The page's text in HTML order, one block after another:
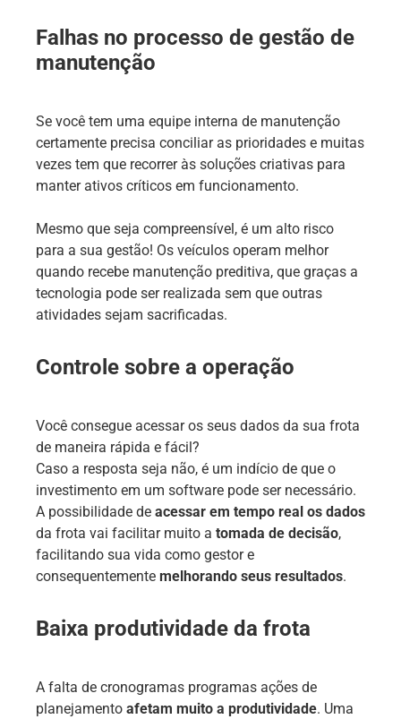
Falhas no processo de gestão de
manutenção
Se você tem uma equipe interna de manutenção
certamente precisa conciliar as prioridades e muitas
vezes tem que recorrer às soluções criativas para
manter ativos críticos em funcionamento.
Mesmo que seja compreensível, é um alto risco
para a sua gestão! Os veículos operam melhor
quando recebe manutenção preditiva, que graças a
tecnologia pode ser realizada sem que outras
atividades sejam sacrificadas.
Controle sobre a operação
Você consegue acessar os seus dados da sua frota
de maneira rápida e fácil?
Caso a resposta seja não, é um indício de que o
investimento em um software pode ser necessário.
A possibilidade de acessar em tempo real os dados
da frota vai facilitar muito a tomada de decisão,
facilitando sua vida como gestor e
consequentemente melhorando seus resultados.
Baixa produtividade da frota
A falta de cronogramas programas ações de
planejamento afetam muito a produtividade. Uma